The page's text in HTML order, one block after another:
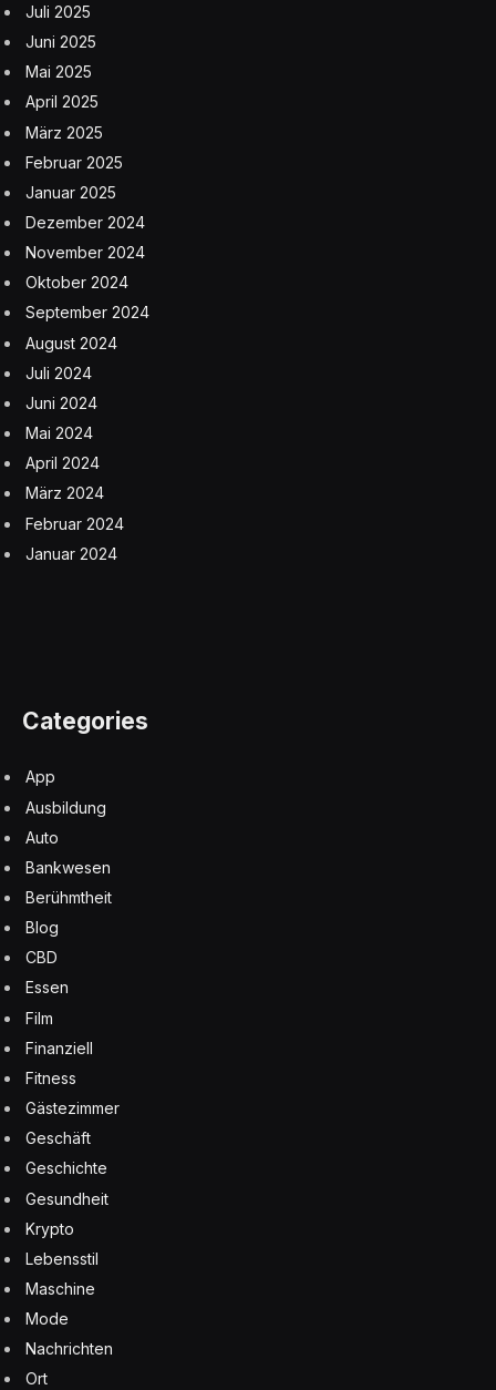
Juli 2025
Juni 2025
Mai 2025
April 2025
März 2025
Februar 2025
Januar 2025
Dezember 2024
November 2024
Oktober 2024
September 2024
August 2024
Juli 2024
Juni 2024
Mai 2024
April 2024
März 2024
Februar 2024
Januar 2024
Categories
App
Ausbildung
Auto
Bankwesen
Berühmtheit
Blog
CBD
Essen
Film
Finanziell
Fitness
Gästezimmer
Geschäft
Geschichte
Gesundheit
Krypto
Lebensstil
Maschine
Mode
Nachrichten
Ort